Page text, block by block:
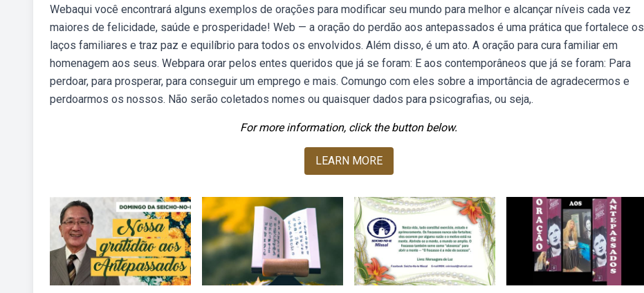
Webaqui você encontrará alguns exemplos de orações para modificar seu mundo para melhor e alcançar níveis cada vez
maiores de felicidade, saúde e prosperidade! Web — a oração do perdão aos antepassados é uma prática que fortalece os
laços familiares e traz paz e equilíbrio para todos os envolvidos. Além disso, é um ato. A oração para cura familiar em
homenagem aos seus. Webpara orar pelos entes queridos que já se foram: E aos contemporâneos que já se foram: Para
perdoar, para prosperar, para conseguir um emprego e mais. Comungo com eles sobre a importância de agradecermos e
perdoarmos os nossos. Não serão coletados nomes ou quaisquer dados para psicografias, ou seja,.
For more information, click the button below.
LEARN MORE